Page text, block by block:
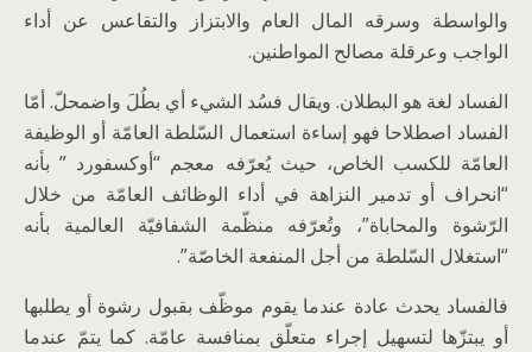
والواسطة وسرقه المال العام والابتزاز والتقاعس عن أداء
الواجب وعرقلة مصالح المواطنين.
الفساد لغة هو البطلان. ويقال فسُد الشيء أي بطُلَ واضمحلّ. أمّا
الفساد اصطلاحا فهو إساءة استعمال السّلطة العامّة أو الوظيفة
العامّة للكسب الخاص، حيث يُعرّفه معجم “أوكسفورد ” بأنه
“انحراف أو تدمير النزاهة في أداء الوظائف العامّة من خلال
الرّشوة والمحاباة”، وتُعرّفه منظّمة الشفافيّة العالمية بأنه
“استغلال السّلطة من أجل المنفعة الخاصّة”.
فالفساد يحدث عادة عندما يقوم موظّف بقبول رشوة أو يطلبها
أو يبتزّها لتسهيل إجراء متعلّق بمنافسة عامّة. كما يتمّ عندما